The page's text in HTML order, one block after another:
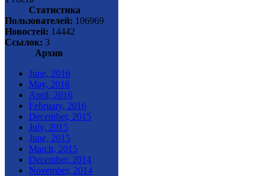
Статистика
Пользователей: 106969
Новостей: 14442
Ссылок: 3
Архив
June, 2016
May, 2016
April, 2016
February, 2016
December, 2015
July, 2015
June, 2015
March, 2015
December, 2014
November, 2014